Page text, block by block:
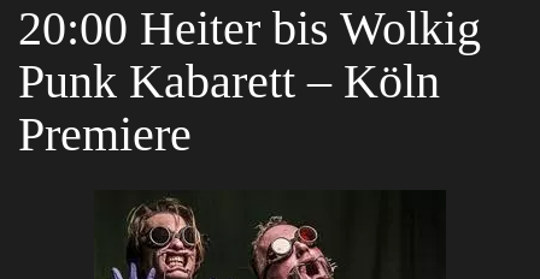
20:00 Heiter bis Wolkig
Punk Kabarett – Köln
Premiere